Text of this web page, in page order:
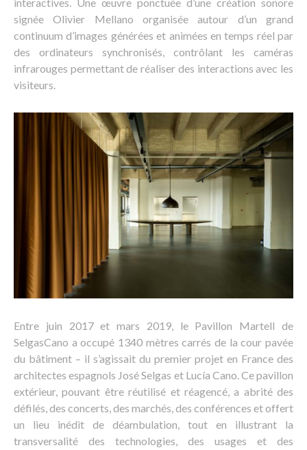
signée Olivier Mellano organisée autour d’un grand
continuum d’images générées et animées en temps réel par
des ordinateurs synchronisés, contrôlant les caméras
infrarouges permettant de réaliser des interactions avec les
visiteurs.
Entre juin 2017 et mars 2019, le Pavillon Martell de
SelgasCano a occupé 1340 mètres carrés de la cour pavée
du bâtiment – il s’agissait du premier projet en France des
architectes espagnols José Selgas et Lucía Cano. Ce pavillon
extérieur, pouvant être réutilisé et réagencé, a abrité des
défilés, des concerts, des marchés, des conférences et offert
un lieu inédit de déambulation, tout en illustrant la
transversalité des technologies, des usages et des